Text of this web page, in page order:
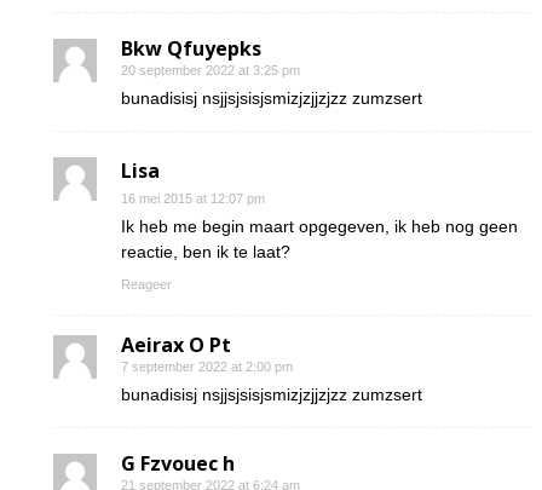
Bkw Qfuyepks
20 september 2022 at 3:25 pm
bunadisisj nsjjsjsisjsmizjzjjzjzz zumzsert
Lisa
16 mei 2015 at 12:07 pm
Ik heb me begin maart opgegeven, ik heb nog geen
reactie, ben ik te laat?
Reageer
Aeirax O Pt
7 september 2022 at 2:00 pm
bunadisisj nsjjsjsisjsmizjzjjzjzz zumzsert
G Fzvouec h
21 september 2022 at 6:24 am